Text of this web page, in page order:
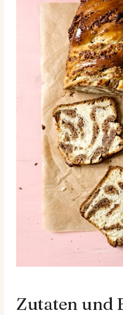
Zutaten und